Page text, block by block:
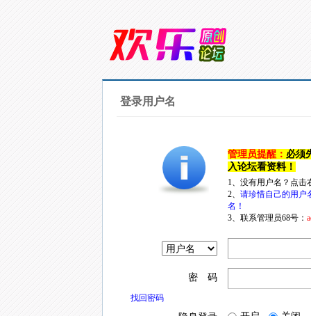
登录用户名
管理员提醒： 必须
入论坛看资料！
1、没有用户名？点
2、 请珍惜自己的用户
名！
3、联系管理员68号：
密 码
找回密码